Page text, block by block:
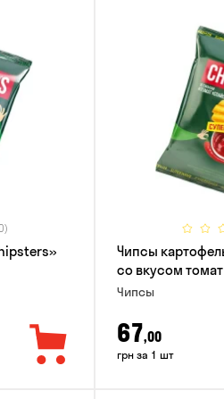
Чипсы
со вкусом
Чипсы
67,00
грн за 1 шт